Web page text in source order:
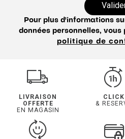
Pour plus d'informations
données personnelles,
politique de
LIVRAISON
OFFERTE
EN MAGASIN
CLICK
&